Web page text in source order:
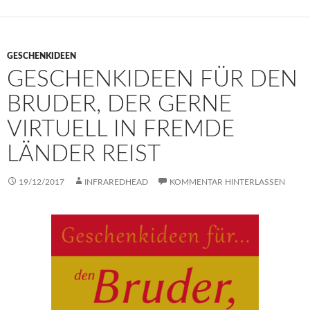
GESCHENKIDEEN
GESCHENKIDEEN FÜR DEN
BRUDER, DER GERNE
VIRTUELL IN FREMDE
LÄNDER REIST
19/12/2017 INFRAREDHEAD KOMMENTAR HINTERLASSEN